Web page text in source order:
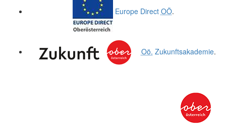
Europe Direct OÖ.
Oö. Zukunftsakademie.